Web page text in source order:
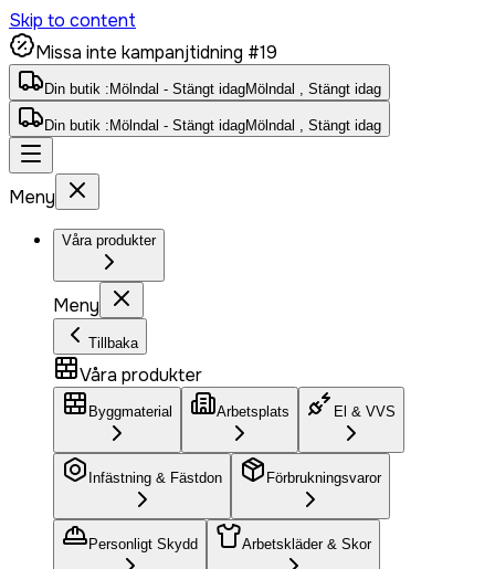
Skip to content
Missa inte kampanjtidning #19
Din butik : Mölndal - Stängt idagMölndal , Stängt idag
Din butik : Mölndal - Stängt idagMölndal , Stängt idag
Meny
Våra produkter
Meny
Tillbaka
Våra produkter
Byggmaterial Arbetsplats El & VVS
Infästning & Fästdon Förbrukningsvaror
Personligt Skydd Arbetskläder & Skor